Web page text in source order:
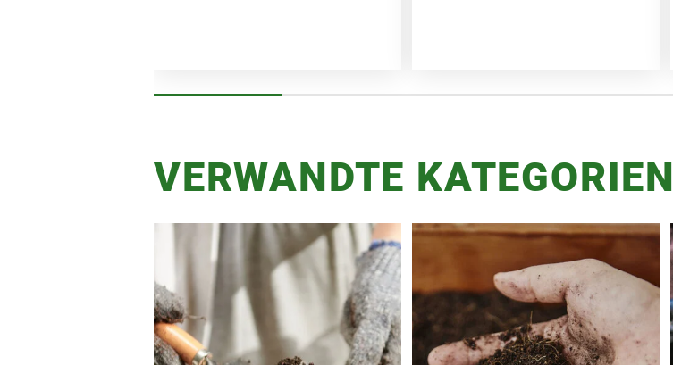
VERWANDTE KATEGORIEN